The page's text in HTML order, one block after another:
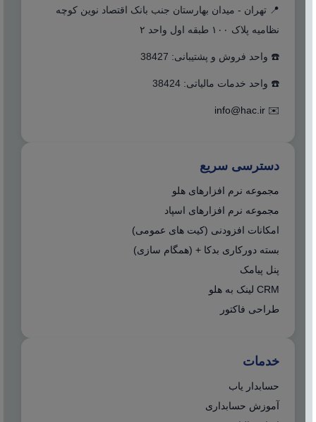
📍 تهران - میدان بهارستان جنب بانک اقتصاد نوین کوچه
نظامیه پلاک ۱۰۰ طبقه اول واحد ۲
☎️ واحد فروش و پشتیبانی: 38427
☎️ واحد خدمات مالیاتی: 38424
✉️
info@hac.ir
دسترسی سریع
مجموعه نرم افزارهای هلو
مجموعه نرم افزارهای اسپاد
امکانات افزودنی (کیت های عمومی)
بسته دورکاری بدکا + (همگام سازی)
پنل پیامک
CRM لینک به هلو
طراحی فاکتور
خدمات
حسابدار یاب
آموزش حسابداری